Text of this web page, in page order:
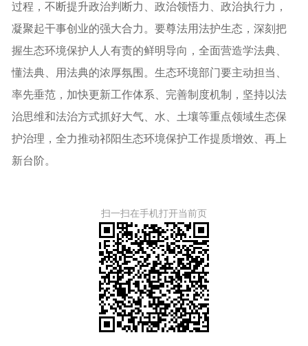
过程，不断提升政治判断力、政治领悟力、政治执行力，
凝聚起干事创业的强大合力。要尊法用法护生态，深刻把
握生态环境保护人人有责的鲜明导向，全面营造学法典、
懂法典、用法典的浓厚氛围。生态环境部门要主动担当、
率先垂范，加快更新工作体系、完善制度机制，坚持以法
治思维和法治方式抓好大气、水、土壤等重点领域生态保
护治理，全力推动祁阳生态环境保护工作提质增效、再上
新台阶。
扫一扫在手机打开当前页